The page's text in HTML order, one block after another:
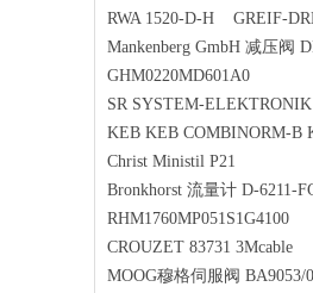
RWA 1520-D-H GREIF-
Mankenberg GmbH 减压
GHM0220MD601A0
SR SYSTEM-
KEB KEB COMBINORM-
Christ Ministil P21
Bronkhorst 流量计 D-
RHM1760MP051S1G4100
CROUZET 83731 3Mcable
MOOG穆格伺服阀